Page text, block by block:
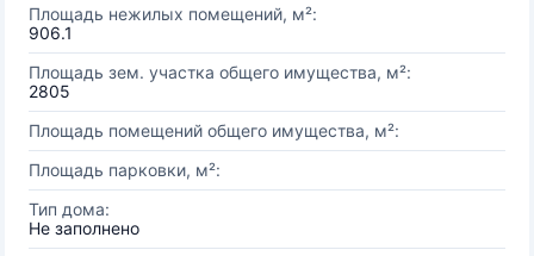
Площадь нежилых помещений, м²:
906.1
Площадь зем. участка общего имущества, м²:
2805
Площадь помещений общего имущества, м²:
Площадь парковки, м²:
Тип дома:
Не заполнено